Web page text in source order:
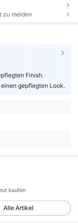
zu melden
Finish.
gepflegten Look.
kaufen
Alle Artikel